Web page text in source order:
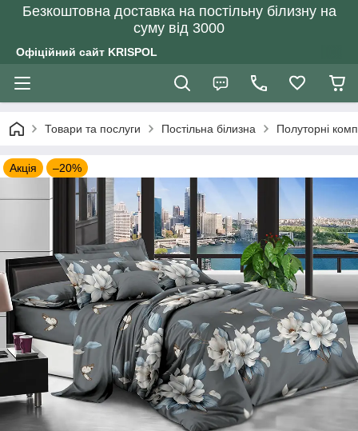
Безкоштовна доставка на постільну білизну на
суму від 3000
Офіційний сайт KRISPOL
Товари та послуги Постільна білизна Полуторні
Акція –20%